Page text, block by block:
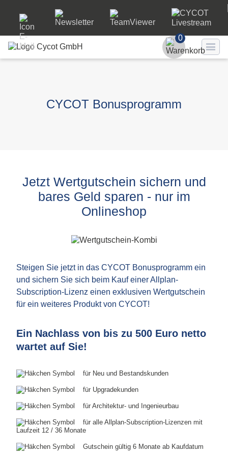
0
CYCOT Bonusprogramm
Jetzt Wertgutschein sichern und
bares Geld sparen - nur im
Onlineshop
Steigen Sie jetzt in das CYCOT Bonusprogramm ein
und sichern Sie sich beim Kauf einer Allplan-
Subscription-Lizenz einen exklusiven Wertgutschein
für ein weiteres Produkt von CYCOT!
Ein Nachlass von bis zu 500 Euro netto
wartet auf Sie!
für Neu und Bestandskunden
für Upgradekunden
für Architektur- und Ingenieurbau
für alle Allplan-Subscription-Lizenzen mit
Laufzeit 12 / 36 Monate
Gutschein gültig 6 Monate ab Kaufdatum